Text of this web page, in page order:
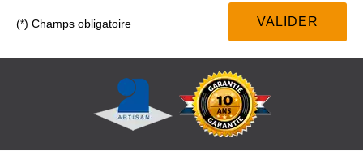
(*) Champs obligatoire